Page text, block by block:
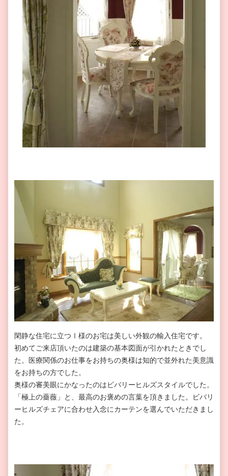
閑静な住宅に立つⅠ様のお宅は美しい外観の輸入住宅です。
初めてご来店頂いたのは建築の基本図面が引かれたときでし
た。医療関係のお仕事をお持ちの奥様は知的で並外れた美意識
をお持ちの方でした。
奥様の審美眼にかなったのはビバリーヒルズスタイルでした。
「極上の薔薇」と、最高のお褒めの言葉を頂きました。ビバリ
ーヒルズチェアに合わせ入念にカーテンを選んでいただきまし
た。